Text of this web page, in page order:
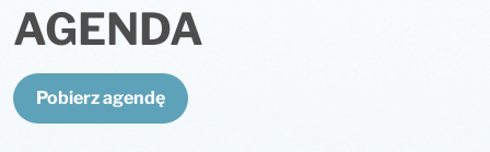
AGENDA
Pobierz agendę